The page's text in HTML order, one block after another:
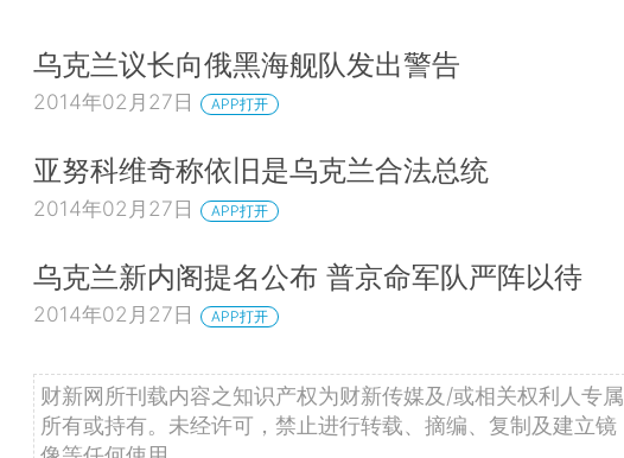
乌克兰议长向俄黑海舰队发出警告
2014年02月27日 APP打开
亚努科维奇称依旧是乌克兰合法总统
2014年02月27日 APP打开
乌克兰新内阁提名公布 普京命军队严阵以待
2014年02月27日 APP打开
财新网所刊载内容之知识产权为财新传媒及/或相关权利人专属
所有或持有。未经许可，禁止进行转载、摘编、复制及建立镜